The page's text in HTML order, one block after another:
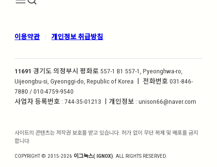
이용약관 | 개인정보 취급방침|
11691 경기도 의정부시 평화로 557-1 B1 557-1, Pyeonghwa-ro,
Uijeongbu-si, Gyeonggi-do, Republic of Korea ㅣ 전화번호 031-846-
7880 / 010-4759-9540
사업자 등록번호 : 744-35-01213 ㅣ개인정보 : unison66@naver.com
사이트의 콘텐츠는 저작권 보호를 받고 있습니다. 허가 없이 무단 복제 및 배포를 금지
합니다.
COPYRIGHT © 2015-2026 이그녹스( IGNOX). ALL RIGHTS RESERVED.